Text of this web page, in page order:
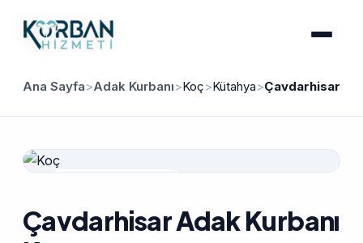
Ana Sayfa>Adak Kurbanı>Koç>Kütahya>Çavdarhisar
Çavdarhisar Adak Kurbanı